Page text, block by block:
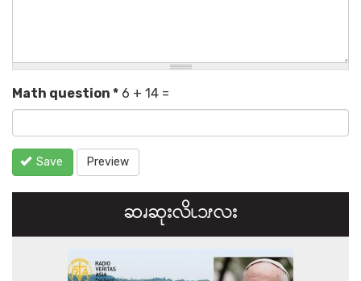
Math question * 6 + 14 =
Save Preview
ဆၧဆုးလိၬ၁ၭလး